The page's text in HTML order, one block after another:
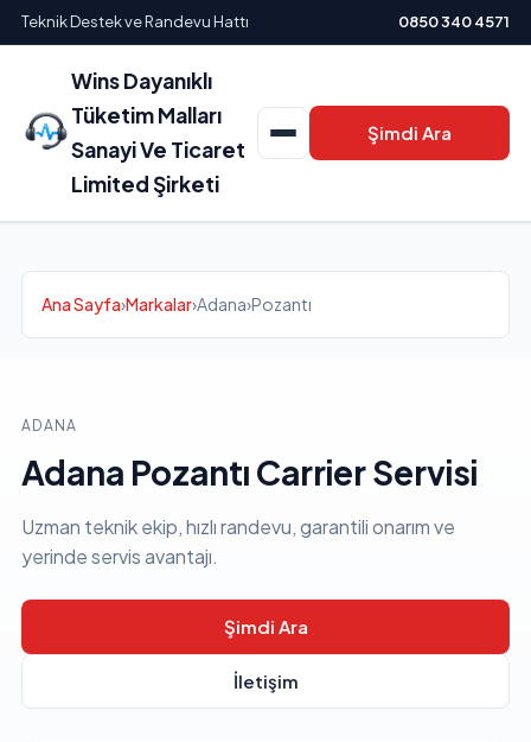
Teknik Destek ve Randevu Hattı 0850 340 4571
Wins Dayanıklı
Tüketim Malları
Sanayi Ve Ticaret
Limited Şirketi
Şimdi Ara
Ana Sayfa›Markalar›Adana›Pozantı
ADANA
Adana Pozantı Carrier Servisi
Uzman teknik ekip, hızlı randevu, garantili onarım ve
yerinde servis avantajı.
Şimdi Ara
İletişim